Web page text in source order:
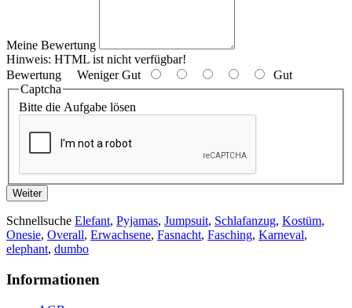
Meine Bewertung
Hinweis: HTML ist nicht verfügbar!
Bewertung Weniger Gut
Gut
Captcha
Bitte die Aufgabe lösen
Weiter
Schnellsuche Elefant, Pyjamas, Jumpsuit, Schlafanzug, Kostüm,
Onesie, Overall, Erwachsene, Fasnacht, Fasching, Karneval,
elephant, dumbo
Informationen